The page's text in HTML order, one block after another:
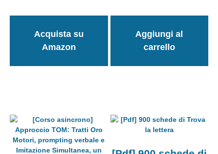
Acquista su
Amazon
Aggiungi al
carrello